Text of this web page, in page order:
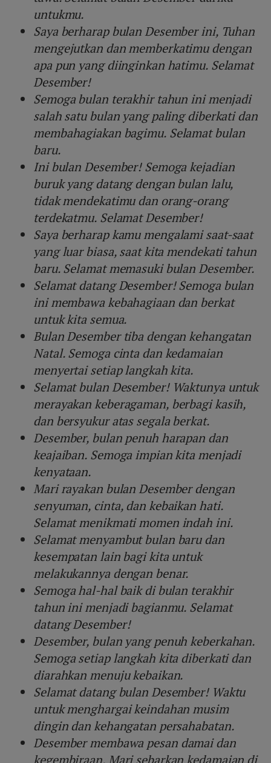
untukmu.
Saya berharap bulan Desember ini, Tuhan
mengejutkan dan memberkatimu dengan
apa pun yang diinginkan hatimu. Selamat
Desember!
Semoga bulan terakhir tahun ini menjadi
salah satu bulan yang paling diberkati dan
membahagiakan bagimu. Selamat bulan
baru.
Ini bulan Desember! Semoga kejadian
buruk yang datang dengan bulan lalu,
tidak mendekatimu dan orang-orang
terdekatmu. Selamat Desember!
Saya berharap kamu mengalami saat-saat
yang luar biasa, saat kita mendekati tahun
baru. Selamat memasuki bulan Desember.
Selamat datang Desember! Semoga bulan
ini membawa kebahagiaan dan berkat
untuk kita semua.
Bulan Desember tiba dengan kehangatan
Natal. Semoga cinta dan kedamaian
menyertai setiap langkah kita.
Selamat bulan Desember! Waktunya untuk
merayakan keberagaman, berbagi kasih,
dan bersyukur atas segala berkat.
Desember, bulan penuh harapan dan
keajaiban. Semoga impian kita menjadi
kenyataan.
Mari rayakan bulan Desember dengan
senyuman, cinta, dan kebaikan hati.
Selamat menikmati momen indah ini.
Selamat menyambut bulan baru dan
kesempatan lain bagi kita untuk
melakukannya dengan benar.
Semoga hal-hal baik di bulan terakhir
tahun ini menjadi bagianmu. Selamat
datang Desember!
Desember, bulan yang penuh keberkahan.
Semoga setiap langkah kita diberkati dan
diarahkan menuju kebaikan.
Selamat datang bulan Desember! Waktu
untuk menghargai keindahan musim
dingin dan kehangatan persahabatan.
Desember membawa pesan damai dan
kegembiraan. Mari sebarkan kedamaian di